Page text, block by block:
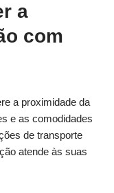
a
com
a proximidade da
e as comodidades
de transporte
atende às suas